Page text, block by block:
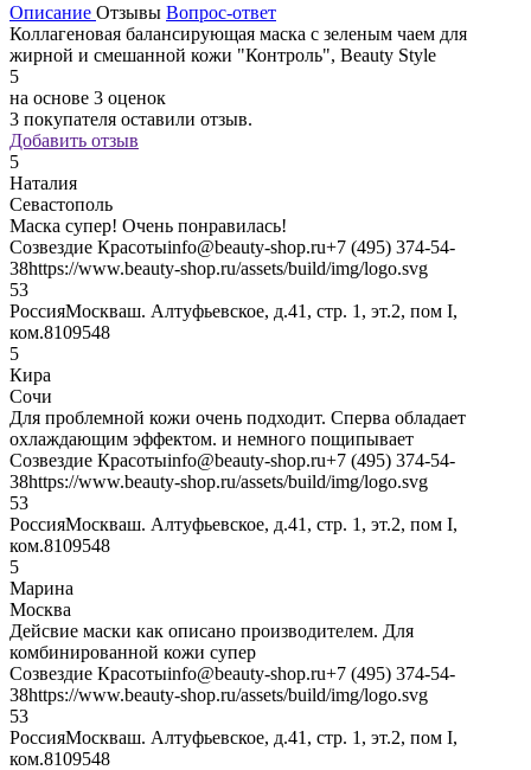
Описание Отзывы Вопрос-ответ
Коллагеновая балансирующая маска с зеленым чаем для
жирной и смешанной кожи "Контроль", Beauty Style
5
на основе 3 оценок
3 покупателя оставили отзыв.
Добавить отзыв
5
Наталия
Севастополь
Маска супер! Очень понравилась!
Созвездие Красотыinfo@beauty-shop.ru+7 (495) 374-54-
38https://www.beauty-shop.ru/assets/build/img/logo.svg
53
РоссияМоскваш. Алтуфьевское, д.41, стр. 1, эт.2, пом I,
ком.8109548
5
Кира
Сочи
Для проблемной кожи очень подходит. Сперва обладает
охлаждающим эффектом. и немного пощипывает
Созвездие Красотыinfo@beauty-shop.ru+7 (495) 374-54-
38https://www.beauty-shop.ru/assets/build/img/logo.svg
53
РоссияМоскваш. Алтуфьевское, д.41, стр. 1, эт.2, пом I,
ком.8109548
5
Марина
Москва
Дейсвие маски как описано производителем. Для
комбинированной кожи супер
Созвездие Красотыinfo@beauty-shop.ru+7 (495) 374-54-
38https://www.beauty-shop.ru/assets/build/img/logo.svg
53
РоссияМоскваш. Алтуфьевское, д.41, стр. 1, эт.2, пом I,
ком.8109548